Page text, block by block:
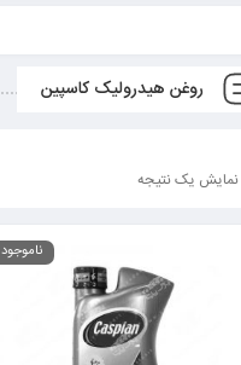
روغن هیدرولیک کاسپین
نمایش یک نتیجه
ناموجود